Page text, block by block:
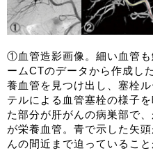
①血管造影画像。細い血管
ームCTのデータから作成し
養血管を見つけ出し、塞栓
テルによる血管塞栓の様子
た部分が肝がんの病巣部で
が栄養血管。青で示した矢
んの間近まで迫っていること